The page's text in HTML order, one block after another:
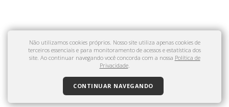
Não utilizamos cookies próprios. Nosso site utiliza apenas cookies de
terceiros essenciais e para monitoramento de acessos e estatística dos
site. Ao continuar navegando você concorda com a nossa Política de
Privacidade.
CONTINUAR NAVEGANDO